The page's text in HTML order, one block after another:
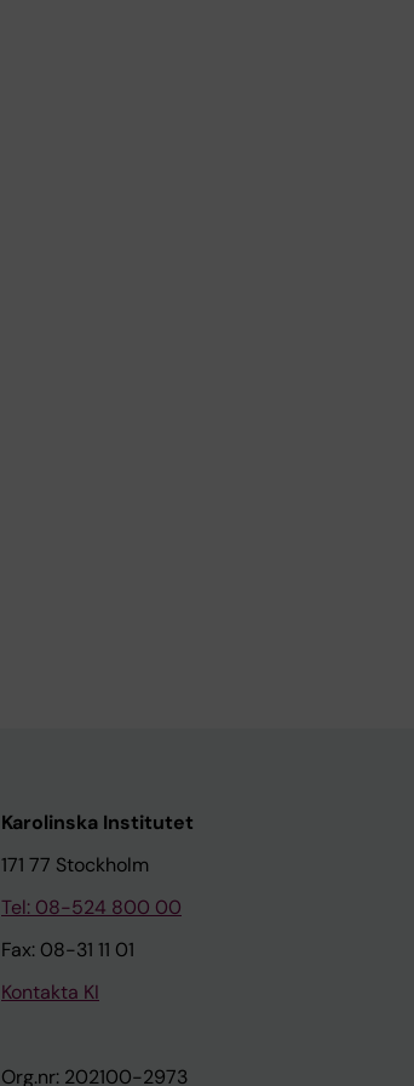
Karolinska Institutet
171 77 Stockholm
Tel: 08-524 800 00
Fax: 08-31 11 01
Kontakta KI
Org.nr: 202100-2973